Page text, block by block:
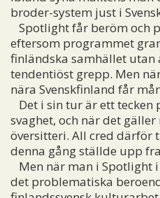
broder-system just i
Spotlight får beröm och
eftersom programmet
finländska samhället
tendentiöst grepp. Men
nära Svenskfinland får
Det i sin tur är ett tecken
svaghet, och när det
översitteri. All cred därför
denna gång ställde upp
Men när man i Spotlight
det problematiska